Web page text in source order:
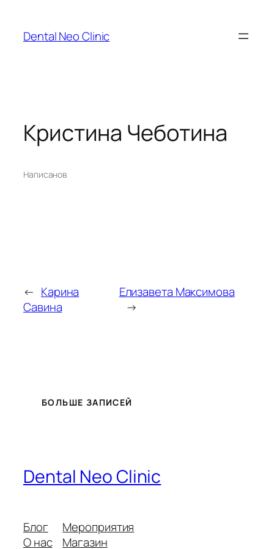
содержимому
Dental Neo Clinic
Кристина Чеботина
Написанов
← Карина
Савина
Елизавета Максимова
→
БОЛЬШЕ ЗАПИСЕЙ
Dental Neo Clinic
Блог
О нас
Мероприятия
Магазин